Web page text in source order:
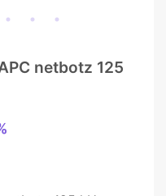
netbotz 125